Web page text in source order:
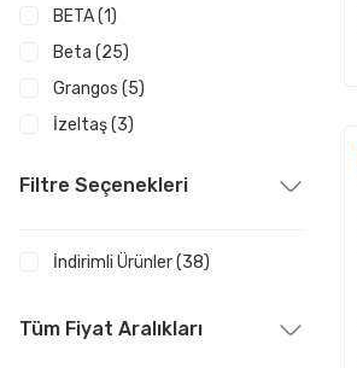
BETA (1)
Beta (25)
Grangos (5)
İzeltaş (3)
WOLF'S HEAD (2)
Filtre Seçenekleri
İndirimli Ürünler (38)
Tüm Fiyat Aralıkları